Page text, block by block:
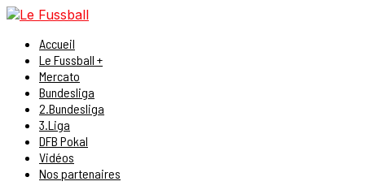
Accueil
Le Fussball +
Mercato
Bundesliga
2.Bundesliga
3.Liga
DFB Pokal
Vidéos
Nos partenaires